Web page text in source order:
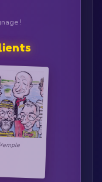
!